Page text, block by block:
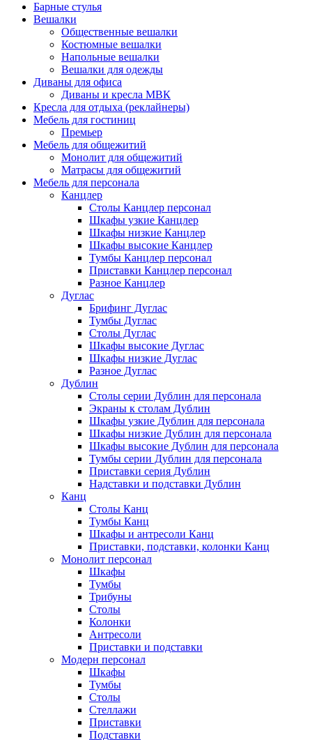
Барные стулья
Вешалки
Общественные вешалки
Костюмные вешалки
Напольные вешалки
Вешалки для одежды
Диваны для офиса
Диваны и кресла МВК
Кресла для отдыха (реклайнеры)
Мебель для гостиниц
Премьер
Мебель для общежитий
Монолит для общежитий
Матрасы для общежитий
Мебель для персонала
Канцлер
Столы Канцлер персонал
Шкафы узкие Канцлер
Шкафы низкие Канцлер
Шкафы высокие Канцлер
Тумбы Канцлер персонал
Приставки Канцлер персонал
Разное Канцлер
Дуглас
Брифинг Дуглас
Тумбы Дуглас
Столы Дуглас
Шкафы высокие Дуглас
Шкафы низкие Дуглас
Разное Дуглас
Дублин
Столы серии Дублин для персонала
Экраны к столам Дублин
Шкафы узкие Дублин для персонала
Шкафы низкие Дублин для персонала
Шкафы высокие Дублин для персонала
Тумбы серии Дублин для персонала
Приставки серия Дублин
Надставки и подставки Дублин
Канц
Столы Канц
Тумбы Канц
Шкафы и антресоли Канц
Приставки, подставки, колонки Канц
Монолит персонал
Шкафы
Тумбы
Трибуны
Столы
Колонки
Антресоли
Приставки и подставки
Модерн персонал
Шкафы
Тумбы
Столы
Стеллажи
Приставки
Подставки